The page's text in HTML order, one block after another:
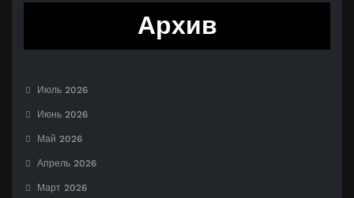
Архив
Июль 2026
Июнь 2026
Май 2026
Апрель 2026
Март 2026